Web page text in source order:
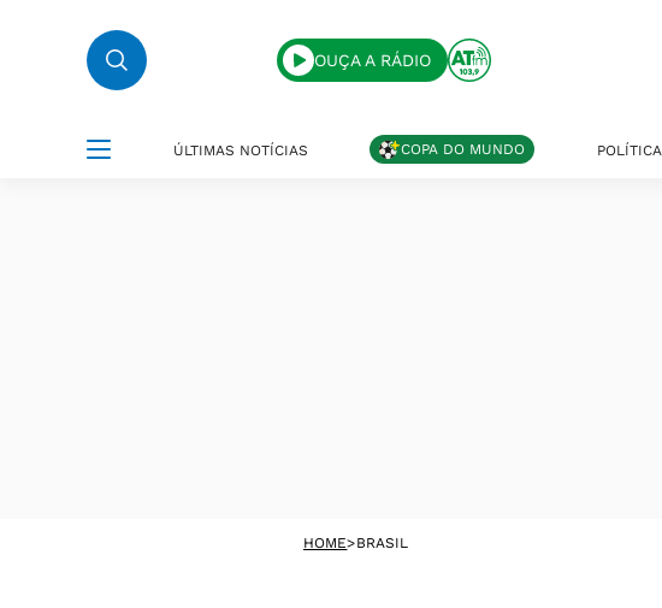
OUÇA A RÁDIO
ÚLTIMAS NOTÍCIAS COPA DO MUNDO POLÍTICA
HOME>BRASIL